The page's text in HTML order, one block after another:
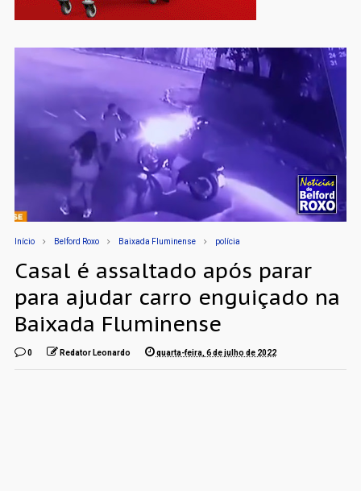
Início Belford Roxo Baixada Fluminense polícia
Casal é assaltado após parar
para ajudar carro enguiçado na
Baixada Fluminense
0 Redator Leonardo quarta-feira, 6 de julho de 2022